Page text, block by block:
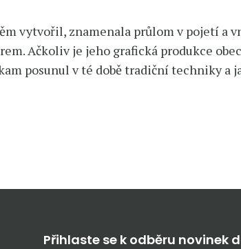
vytvořil, znamenala průlom v pojetí a
Ačkoliv je jeho grafická produkce
posunul v té době tradiční techniky a
Přihlaste se k odběru novinek